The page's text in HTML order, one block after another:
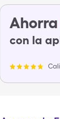
Ahorra
con la